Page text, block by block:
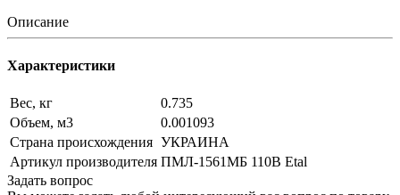
Описание
Характеристики
Вес, кг
0.735
Объем, м3
0.001093
Страна происхождения УКРАИНА
Артикул производителя ПМЛ-1561МБ 110В Etal
Задать вопрос